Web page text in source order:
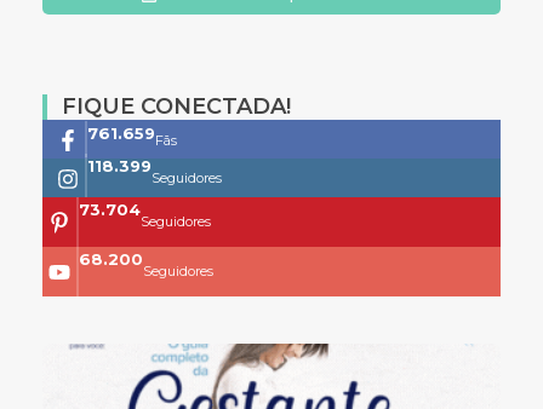
FIQUE CONECTADA!
761.659Fãs
118.399
Seguidores
73.704
Seguidores
68.200
Seguidores